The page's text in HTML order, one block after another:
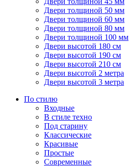
Двери толщиной 50 мм
Двери толщиной 60 мм
Двери толщиной 80 мм
Двери толщиной 100 мм
Двери высотой 180 см
Двери высотой 190 см
Двери высотой 210 см
Двери высотой 2 метра
Двери высотой 3 метра
По стилю
Входные
В стиле техно
Под старину
Классические
Красивые
Простые
Современные